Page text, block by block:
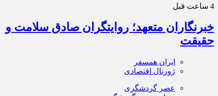
4 ساعت قبل
خبرنگاران متعهد؛ روایتگران صادق سلامت و
حقیقت
ایران همسفر
ژورنال اقتصادی
عصر گردشگری